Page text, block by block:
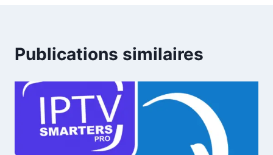
Publications similaires